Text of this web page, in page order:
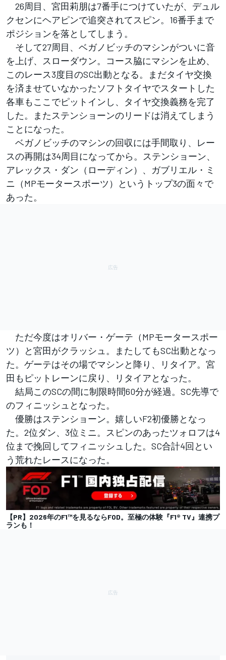
26周目、宮田莉朋は7番手につけていたが、デュル
クセンにヘアピンで追突されてスピン。16番手まで
ポジションを落としてしまう。
そして27周目、ベガノビッチのマシンがついに音
を上げ、スローダウン。コース脇にマシンを止め、
このレース3度目のSC出動となる。まだタイヤ交換
を済ませていなかったソフトタイヤでスタートした
各車もここでピットインし、タイヤ交換義務を完了
した。またステンショーンのリードは消えてしまう
ことになった。
ベガノビッチのマシンの回収には手間取り、レー
スの再開は34周目になってから。ステンショーン、
アレックス・ダン（ローディン）、ガブリエル・ミ
ニ（MPモータースポーツ）というトップ3の面々で
あった。
ただ今度はオリバー・ゲーテ（MPモータースポー
ツ）と宮田がクラッシュ。またしてもSC出動となっ
た。ゲーテはその場でマシンと降り、リタイア。宮
田もピットレーンに戻り、リタイアとなった。
結局このSCの間に制限時間60分が経過。SC先導で
のフィニッシュとなった。
優勝はステンショーン。嬉しいF2初優勝となっ
た。2位ダン、3位ミニ。スピンのあったツォロフは4
位まで挽回してフィニッシュした。SC合計4回とい
う荒れたレースになった。
【PR】2026年のF1™︎を見るならFOD。至極の体験『F1® TV』連携プ
ランも！